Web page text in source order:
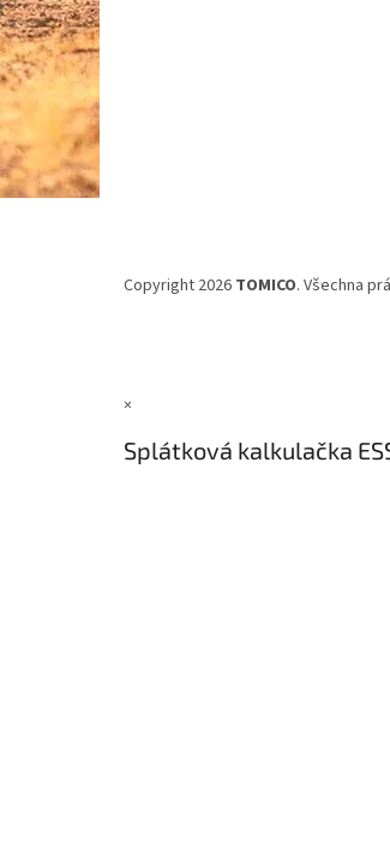
Copyright 2026 TOMICO. Všechna
×
Splátková kalkulačka